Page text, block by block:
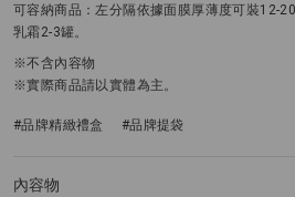
可容納商品：左分隔依據面膜厚薄度可裝12-
乳霜2-3罐。
※不含內容物
※實際商品請以實體為主。
#品牌精緻禮盒 #品牌提袋
內容物